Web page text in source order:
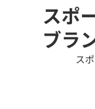
スポ
ブラ
ス